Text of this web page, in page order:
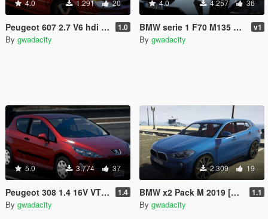
4.0 1.291 20
Peugeot 607 2.7 V6 hdi 2008 [Add-On / replace/ ] 1.0
By gwadacity
4.0 4.257 36
BMW serie 1 F70 M135 XDrive 2025 [Add-On] v1
By gwadacity
5.0 3.774 37
Peugeot 308 1.4 16V VTI 2008 [Add-On] 1.4
By gwadacity
2.309 19
BMW x2 Pack M 2019 [Add-On] 1.1
By gwadacity